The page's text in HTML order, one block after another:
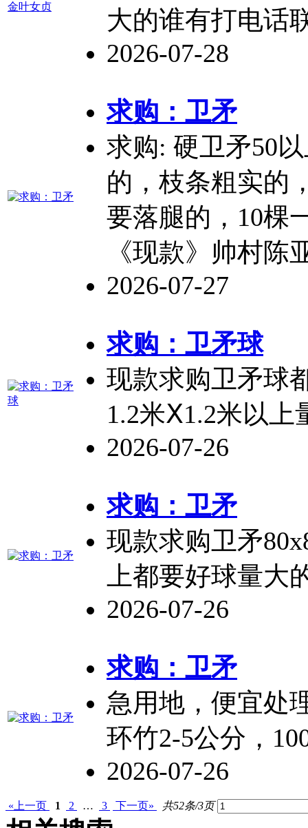
大的谁有打电话
2026-07-28
求购： 卫矛
求购: 硬卫矛50
的，枝条粗实的
要落腿的，10棵
《现款》帅村陈
2026-07-27
求购： 卫矛球
现款求购卫矛球
1.2米Ⅹ1.2米以上
2026-07-26
求购： 卫矛
现款求购卫矛
上都要好球量大
2026-07-26
求购： 卫矛
急用地，便宜处
环竹2-5公分，
2026-07-26
«上一页 1 2 … 3 下一页» 共52条/3页